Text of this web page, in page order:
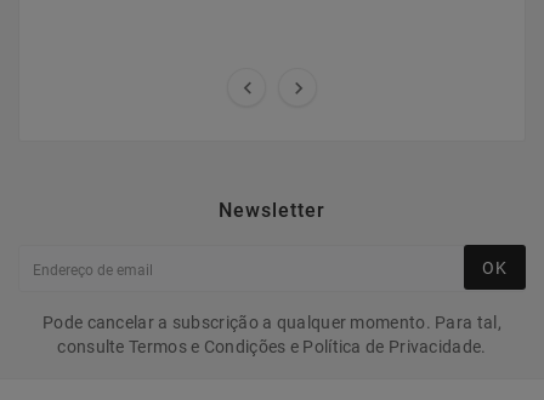
 
Newsletter
OK
Pode cancelar a subscrição a qualquer momento. Para tal,
consulte Termos e Condições e Política de Privacidade.